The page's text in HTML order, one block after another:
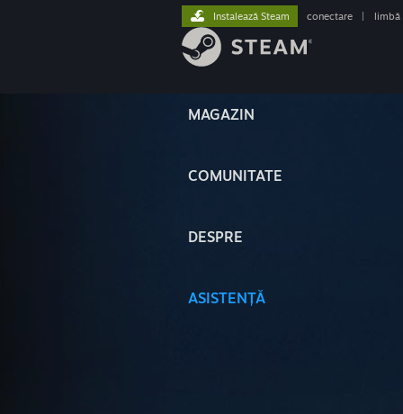
MAGAZIN
COMUNITATE
DESPRE
ASISTENȚĂ
Instalează Steam conectare limbă